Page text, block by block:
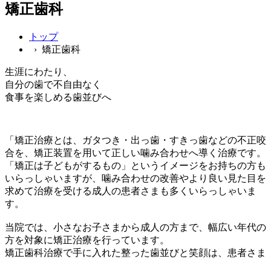
矯正歯科
トップ
› 矯正歯科
生涯にわたり、
自分の歯で不自由なく
食事を楽しめる歯並びへ
「矯正治療とは、ガタつき・出っ歯・すきっ歯などの不正咬
合を、矯正装置を用いて正しい噛み合わせへ導く治療です。
「矯正は子どもがするもの」というイメージをお持ちの方も
いらっしゃいますが、噛み合わせの改善やより良い見た目を
求めて治療を受ける成人の患者さまも多くいらっしゃいま
す。
当院では、小さなお子さまから成人の方まで、幅広い年代の
方を対象に矯正治療を行っています。
矯正歯科治療で手に入れた整った歯並びと笑顔は、患者さま